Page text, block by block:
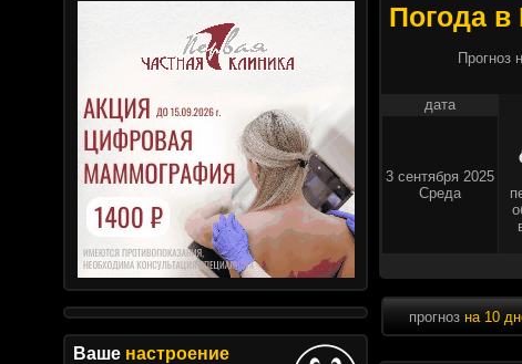
Ваше настроение
Погода в
Прогноз
дата
3 сентября 2025
Среда
прогноз на 10